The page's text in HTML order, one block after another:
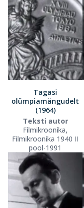
Tagasi
olümpiamängudelt
(1964)
Teksti autor
Filmikroonika,
Filmikroonika 1940 II
pool-1991